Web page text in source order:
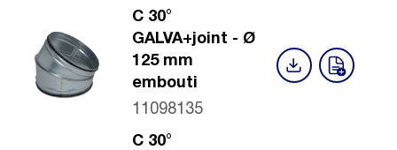
C 30°
GALVA+joint - Ø
125 mm
embouti
11098135
C 30°